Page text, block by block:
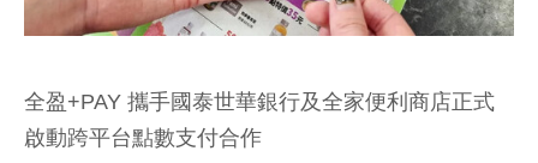
全盈+PAY 攜手國泰世華銀行及全家便利商店正式
啟動跨平台點數支付合作